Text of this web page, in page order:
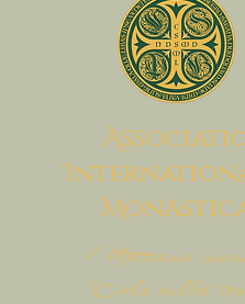
A
I
M
Mettiamo
Cielo sulla